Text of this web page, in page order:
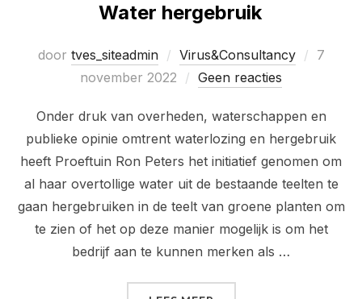
Water hergebruik
door tves_siteadmin Virus&Consultancy
7
november 2022
Geen reacties
Onder druk van overheden, waterschappen en
publieke opinie omtrent waterlozing en hergebruik
heeft Proeftuin Ron Peters het initiatief genomen om
al haar overtollige water uit de bestaande teelten te
gaan hergebruiken in de teelt van groene planten om
te zien of het op deze manier mogelijk is om het
bedrijf aan te kunnen merken als …